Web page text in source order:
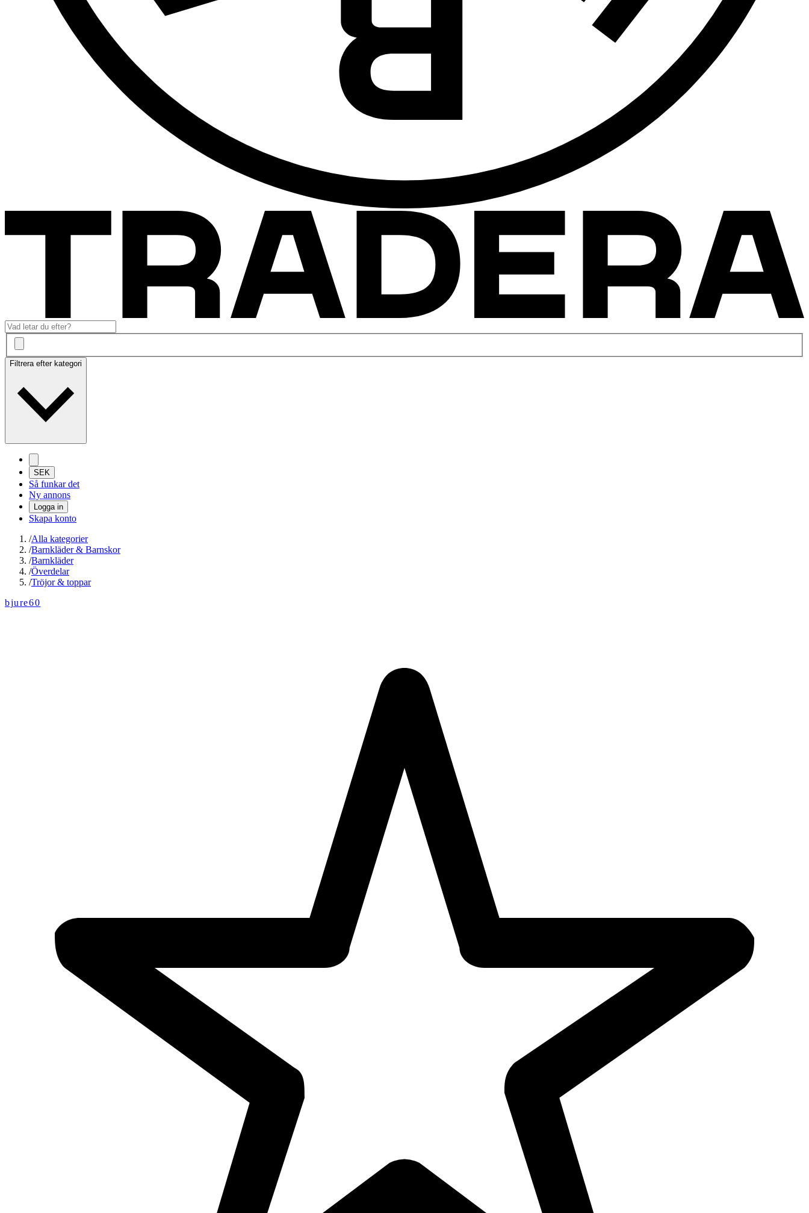
Filtrera efter kategori
SEK
Så funkar det
Ny annons
Logga in
Skapa konto
/Alla kategorier
/Barnkläder & Barnskor
/Barnkläder
/Överdelar
/Tröjor & toppar
bjure60